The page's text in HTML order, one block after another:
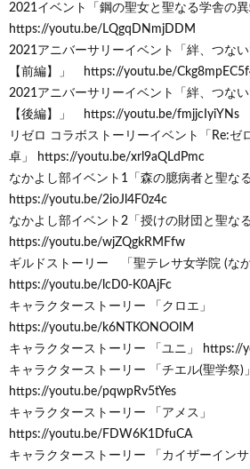
2021イベント「鋼の聖女と聖なる学舎の
https://youtu.be/LQgqDNmjDDM
2021アニバーサリーイベント「絆、つない
【前編】」 https://youtu.be/
2021アニバーサリーイベント「絆、つない
【後編】」 https://youtu.be/fmjjcIyiYNs
リゼロ コラボストーリーイベント「Re:ゼ
卓」 https://youtu.be/xrl9aQLdPmc
なかよし部イベント1「森の臆病者と聖な
https://youtu.be/2ioJl4F0z4c
なかよし部イベント2「授けの財団と聖な
https://youtu.be/wjZQgkRMFfw
ギルドストーリー 「聖テレサ女学院 (なか
https://youtu.be/lcD0-K0AjFc
キャラクターストーリー 「クロエ」
https://youtu.be/k6NTKONOOIM
キャラクターストーリー 「ユニ」 https://
キャラクターストーリー 「チエル(聖学祭)」
https://youtu.be/pqwpRv5tYes
キャラクターストーリー 「アメス」
https://youtu.be/FDW6K1DfuCA
キャラクターストーリー 「カイザーインサ